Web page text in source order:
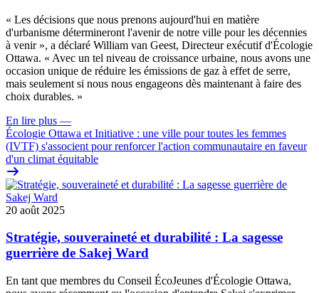
« Les décisions que nous prenons aujourd'hui en matière
d'urbanisme détermineront l'avenir de notre ville pour les décennies
à venir », a déclaré William van Geest, Directeur exécutif d'Écologie
Ottawa. « Avec un tel niveau de croissance urbaine, nous avons une
occasion unique de réduire les émissions de gaz à effet de serre,
mais seulement si nous nous engageons dès maintenant à faire des
choix durables. »
En lire plus —
Écologie Ottawa et Initiative : une ville pour toutes les femmes
(IVTF) s'associent pour renforcer l'action communautaire en faveur
d'un climat équitable
20 août 2025
Stratégie, souveraineté et durabilité : La sagesse
guerrière de Sakej Ward
En tant que membres du Conseil ÉcoJeunes d'Écologie Ottawa,